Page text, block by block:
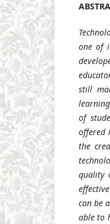
one of
still
of
offered
the
quality
can be
able to